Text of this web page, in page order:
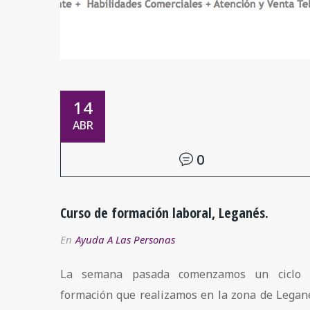
14
ABR
0
Curso de formación laboral, Leganés.
En Ayuda A Las Personas
La semana pasada comenzamos un ciclo
formación que realizamos en la zona de